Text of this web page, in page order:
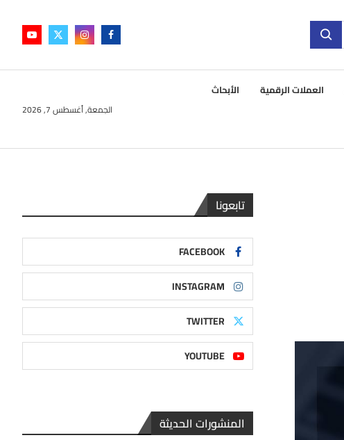
العملات الرقمية الأبحاث
الجمعة, أغسطس 7, 2026
تابعونا
FACEBOOK
INSTAGRAM
TWITTER
YOUTUBE
المنشورات الحديثة